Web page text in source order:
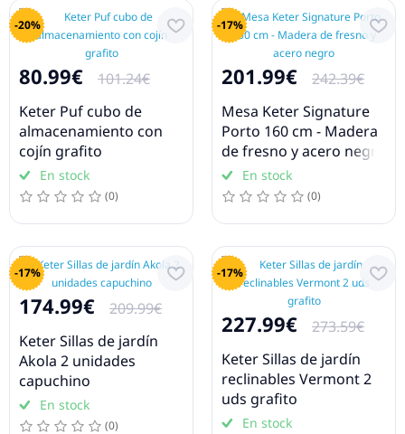
-20%
80.99€
101.24€
Keter Puf cubo de
almacenamiento con
cojín grafito
En stock
(0)
-17%
201.99€
242.39€
Mesa Keter Signature
Porto 160 cm - Madera
de fresno y acero negro
En stock
(0)
-17%
174.99€
209.99€
Keter Sillas de jardín
Akola 2 unidades
capuchino
En stock
(0)
-17%
227.99€
273.59€
Keter Sillas de jardín
reclinables Vermont 2
uds grafito
En stock